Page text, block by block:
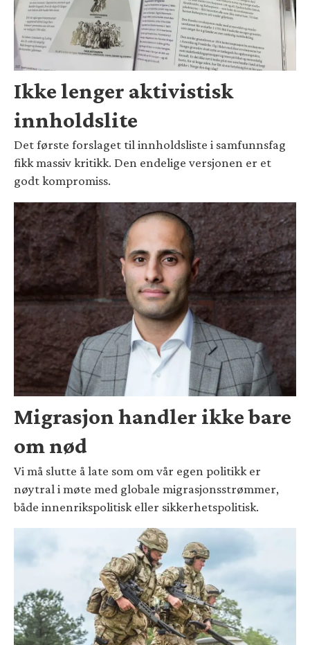
Ikke lenger aktivistisk
innholdslite
Det første forslaget til innholdsliste i samfunnsfag
fikk massiv kritikk. Den endelige versjonen er et
godt kompromiss.
Migrasjon handler ikke bare
om nød
Vi må slutte å late som om vår egen politikk er
nøytral i møte med globale migrasjonsstrømmer,
både innenrikspolitisk eller sikkerhetspolitisk.